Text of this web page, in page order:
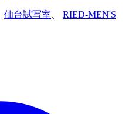
仙台試写室、 RIED-MEN'S